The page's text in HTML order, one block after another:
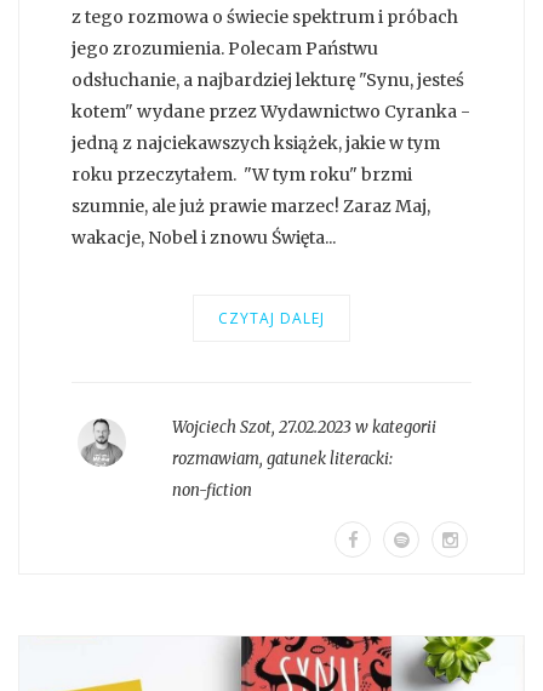
z tego rozmowa o świecie spektrum i próbach
jego zrozumienia. Polecam Państwu
odsłuchanie, a najbardziej lekturę "Synu, jesteś
kotem" wydane przez Wydawnictwo Cyranka -
jedną z najciekawszych książek, jakie w tym
roku przeczytałem. "W tym roku" brzmi
szumnie, ale już prawie marzec! Zaraz Maj,
wakacje, Nobel i znowu Święta...
CZYTAJ DALEJ
Wojciech Szot, 27.02.2023 w kategorii
rozmawiam, gatunek literacki:
non-fiction